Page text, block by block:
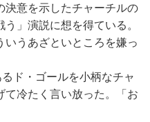
決意を示したチャーチルの
」演説に想を得ている。
うあざといところを嫌っ
ド・ゴールを小柄なチャ
て冷たく言い放った。「お